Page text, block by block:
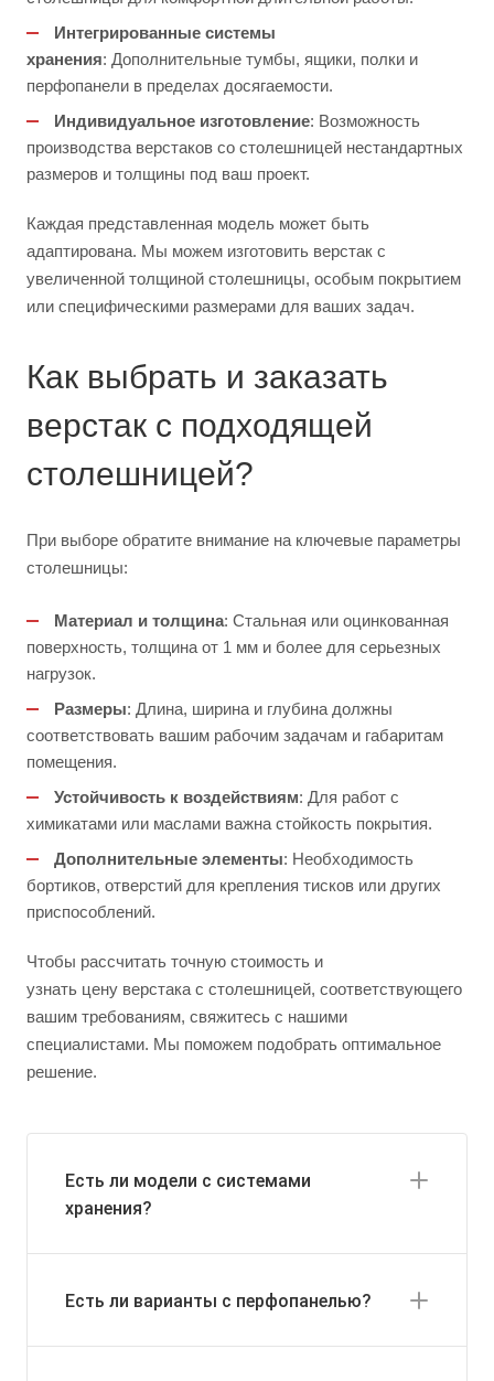
Интегрированные системы
хранения: Дополнительные тумбы, ящики, полки и
перфопанели в пределах досягаемости.
Индивидуальное изготовление: Возможность
производства верстаков со столешницей нестандартных
размеров и толщины под ваш проект.
Каждая представленная модель может быть
адаптирована. Мы можем изготовить верстак с
увеличенной толщиной столешницы, особым покрытием
или специфическими размерами для ваших задач.
Как выбрать и заказать
верстак с подходящей
столешницей?
При выборе обратите внимание на ключевые параметры
столешницы:
Материал и толщина: Стальная или оцинкованная
поверхность, толщина от 1 мм и более для серьезных
нагрузок.
Размеры: Длина, ширина и глубина должны
соответствовать вашим рабочим задачам и габаритам
помещения.
Устойчивость к воздействиям: Для работ с
химикатами или маслами важна стойкость покрытия.
Дополнительные элементы: Необходимость
бортиков, отверстий для крепления тисков или других
приспособлений.
Чтобы рассчитать точную стоимость и
узнать цену верстака с столешницей, соответствующего
вашим требованиям, свяжитесь с нашими
специалистами. Мы поможем подобрать оптимальное
решение.
Есть ли модели с системами
хранения?
Есть ли варианты с перфопанелью?